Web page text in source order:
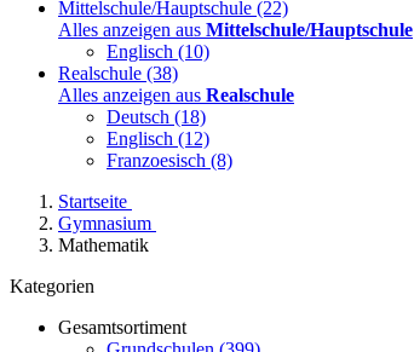
Mittelschule/Hauptschule (22)
Alles anzeigen aus Mittelschule/Hauptschule
Englisch (10)
Realschule (38)
Alles anzeigen aus Realschule
Deutsch (18)
Englisch (12)
Franzoesisch (8)
Startseite
Gymnasium
Mathematik
Kategorien
Gesamtsortiment